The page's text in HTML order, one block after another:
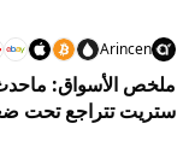
Arincen
ستريت تتراجع تحت